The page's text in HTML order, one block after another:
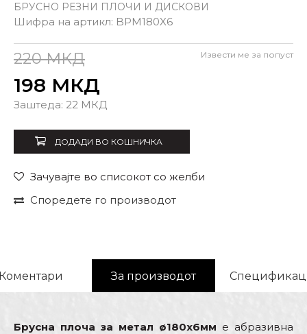
БРУСНО РЕЗНИ ПЛОЧИ И ДИСКОВИ
Шифра на артикл: BPM180X6
220 МКД
198 МКД
Заштеда: 22 МКД
Извести ме за попуст
Внеси количина
ДОДАДИ ВО КОШНИЧКА
Зачувајте во списокот со желби
Споредете го производот
За производот
Брусна плоча за метал ø180x6мм е абразивна